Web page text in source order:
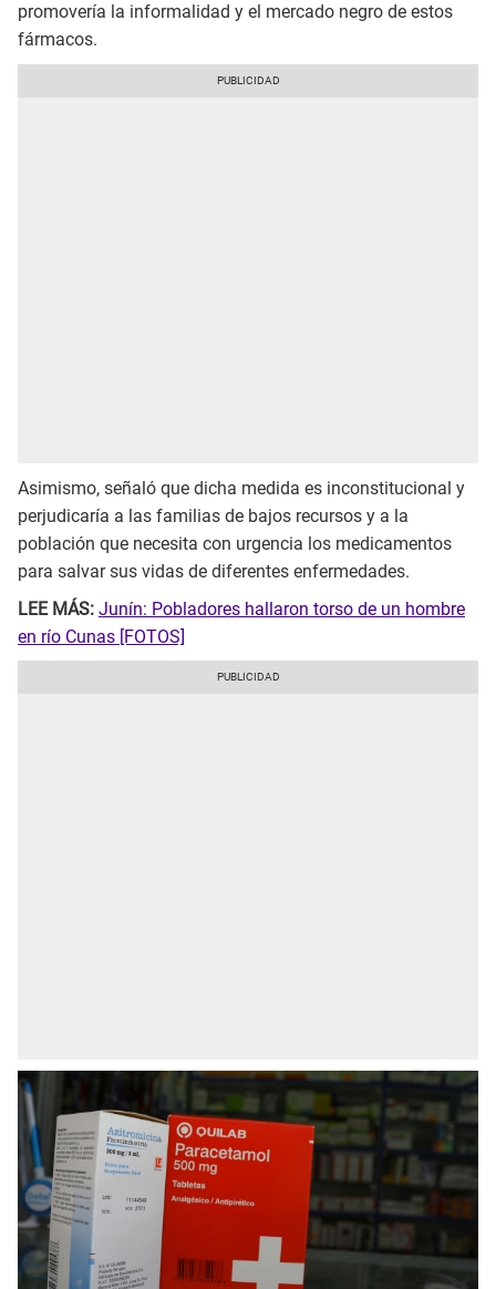
promovería la informalidad y el mercado negro de estos
fármacos.
Asimismo, señaló que dicha medida es inconstitucional y
perjudicaría a las familias de bajos recursos y a la
población que necesita con urgencia los medicamentos
para salvar sus vidas de diferentes enfermedades.
LEE MÁS: Junín: Pobladores hallaron torso de un hombre
en río Cunas [FOTOS]